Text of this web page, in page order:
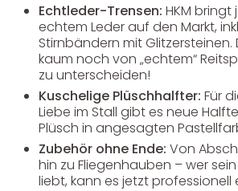
Echtleder-Trensen: HKM bringt
echtem Leder auf den Markt,
Stirnbändern mit Glitzersteinen.
kaum noch von „echtem“
zu unterscheiden!
Kuschelige Plüschhalfter: Für
Liebe im Stall gibt es neue
Plüsch in angesagten
Zubehör ohne Ende: Von
hin zu Fliegenhauben – wer
liebt, kann es jetzt professionell